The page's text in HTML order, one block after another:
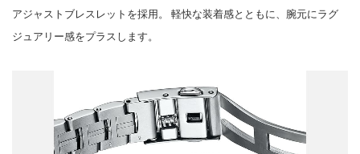
アジャストブレスレットを採用。 軽快な装着感とともに、腕元にラグ
ジュアリー感をプラスします。